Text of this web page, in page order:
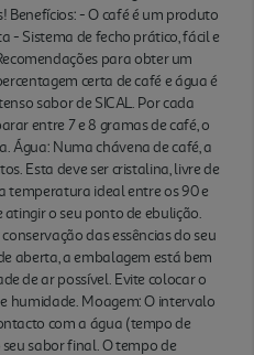
com a água (tempo
o seu sabor final.
25 segundos para
deverá moer o
Moagens mais
e as
o tempo de
a moagem do
deverá ser o mais
melhor qualidade do
Benefícios: - O café é um produto
- Sistema de fecho prático, fácil e
para obter um
certa de café e água é
sabor de SICAL. Por cada
entre 7 e 8 gramas de café, o
Água: Numa chávena de café, a
Esta deve ser cristalina, livre de
temperatura ideal entre os 90 e
o seu ponto de ebulição.
das essências do seu
aberta, a embalagem está bem
de ar possível. Evite colocar o
humidade. Moagem: O intervalo
com a água (tempo de
sabor final. O tempo de